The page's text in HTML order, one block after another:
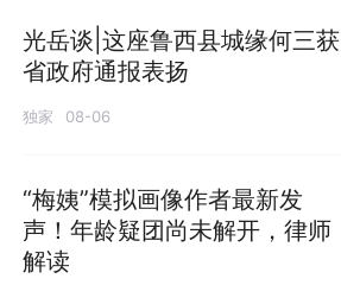
光岳谈|这座鲁西县城缘何三获
省政府通报表扬
独家 08-06
“梅姨”模拟画像作者最新发
声！年龄疑团尚未解开，律师
解读